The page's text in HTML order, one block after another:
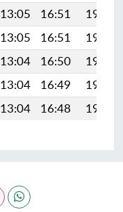
13:05 16:51
19:55
13:05 16:51
19:53
13:04 16:50
19:52
13:04 16:49
19:50
13:04 16:48 19:49